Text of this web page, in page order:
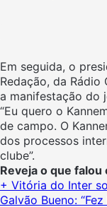
Em seguida, o
Redação, da
a manifestação do
“Eu quero o
de campo. O
dos processos
clube”.
Reveja o que falou
+ Vitória do Inter
Galvão Bueno: